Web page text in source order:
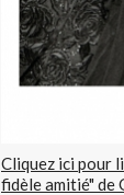
Cliquez ici pour
fidèle amitié" de